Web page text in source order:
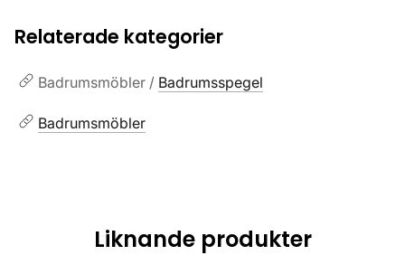
Relaterade kategorier
Badrumsmöbler / Badrumsspegel
Badrumsmöbler
Liknande produkter